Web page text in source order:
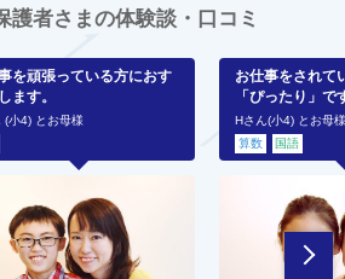
護者さまの体験談・口コミ
を頑張っている方におす
ます。
(小4) とお母様
お仕事をされて
「ぴったり」で
Hさん(小4) とお母
算数
国語